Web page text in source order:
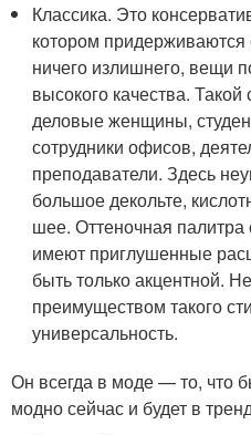
Классика. Это
котором придерживаются
ничего излишнего, вещи
высокого качества.
деловые женщины,
сотрудники офисов,
преподаватели. Здесь
большое декольте,
шее. Оттеночная
имеют приглушенные
быть только акцентной.
преимуществом такого
универсальность.
Он всегда в моде — то, что
модно сейчас и будет в